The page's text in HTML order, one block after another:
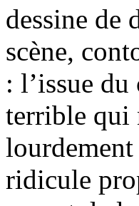
dessine de
scène,
: l’issue
terrible qui
ridicule